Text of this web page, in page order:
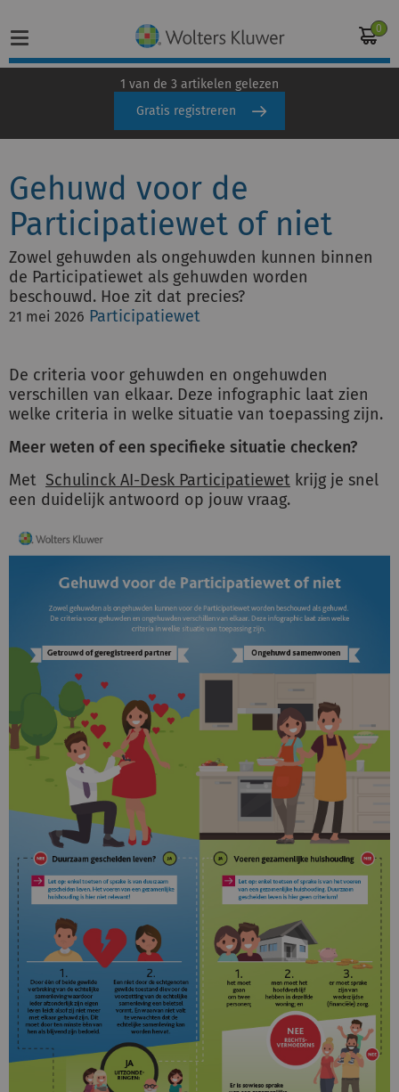
0
Home
Vakgebieden
Actueel
Producten
Opleidingen
Inloggen op de kennisbank
Inloggen
Registreren
1 van de 3 artikelen gelezen
Gratis registreren
Gehuwd voor de
Participatiewet of niet
Zowel gehuwden als ongehuwden kunnen binnen
de Participatiewet als gehuwden worden
beschouwd. Hoe zit dat precies?
21 mei 2026 Participatiewet
De criteria voor gehuwden en ongehuwden
verschillen van elkaar. Deze infographic laat zien
welke criteria in welke situatie van toepassing zijn.
Meer weten of een specifieke situatie checken?
Met Schulinck AI-Desk Participatiewet krijg je snel
een duidelijk antwoord op jouw vraag.